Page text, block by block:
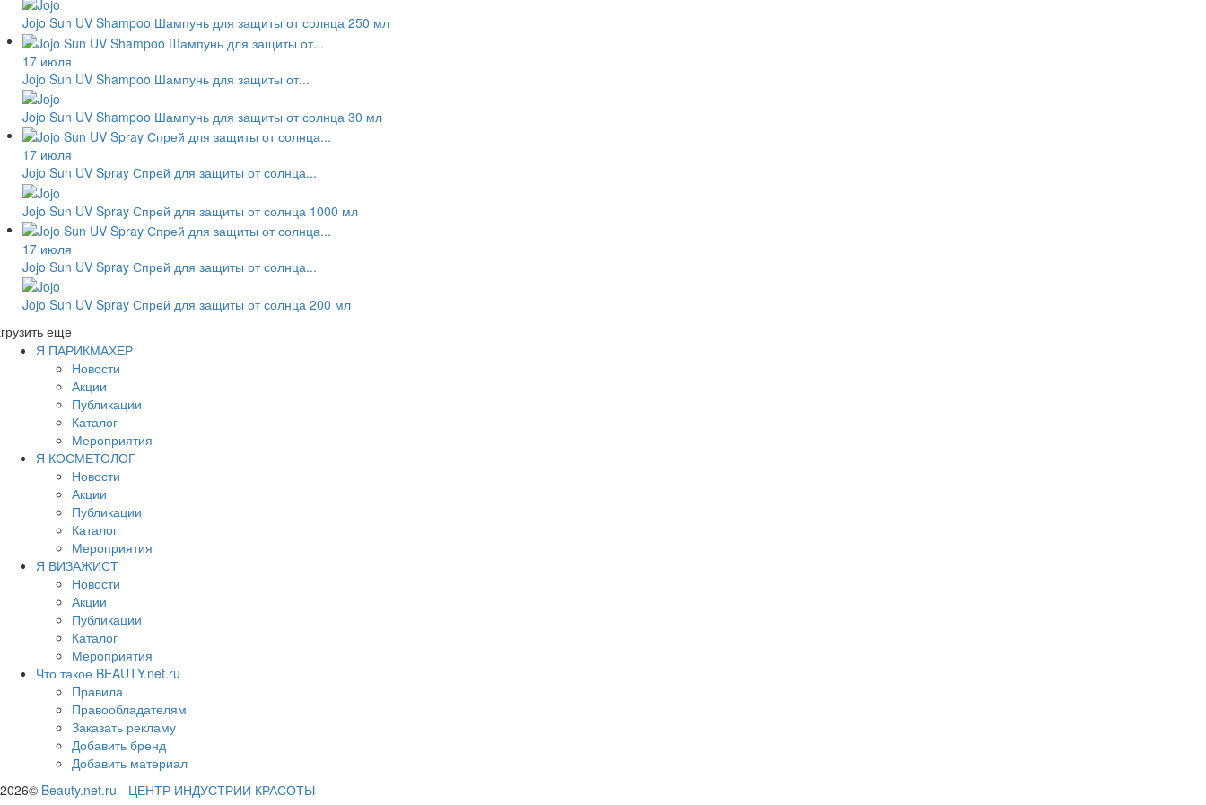
Jojo Sun UV Shampoo Шампунь для защиты от солнца 250 мл
17 июля
Jojo Sun UV Shampoo Шампунь для защиты от...
Jojo Sun UV Shampoo Шампунь для защиты от солнца 30 мл
17 июля
Jojo Sun UV Spray Спрей для защиты от солнца...
Jojo Sun UV Spray Спрей для защиты от солнца 1000 мл
17 июля
Jojo Sun UV Spray Спрей для защиты от солнца...
Jojo Sun UV Spray Спрей для защиты от солнца 200 мл
еще
Я ПАРИКМАХЕР
Новости
Акции
Публикации
Каталог
Мероприятия
Я КОСМЕТОЛОГ
Новости
Акции
Публикации
Каталог
Мероприятия
Я ВИЗАЖИСТ
Новости
Акции
Публикации
Каталог
Мероприятия
Что такое BEAUTY.net.ru
Правила
Правообладателям
Заказать рекламу
Добавить бренд
Добавить материал
2026© Beauty.net.ru - ЦЕНТР ИНДУСТРИИ КРАСОТЫ